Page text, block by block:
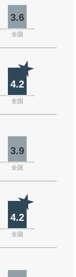
3.6
全国
4.2
全国
3.9
全国
4.2
全国